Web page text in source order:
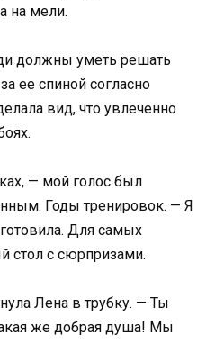
на мели.
должны уметь решать
ее спиной согласно
вид, что увлеченно
— мой голос был
Годы тренировок. — Я
Для самых
стол с сюрпризами.
Лена в трубку. — Ты
же добрая душа! Мы